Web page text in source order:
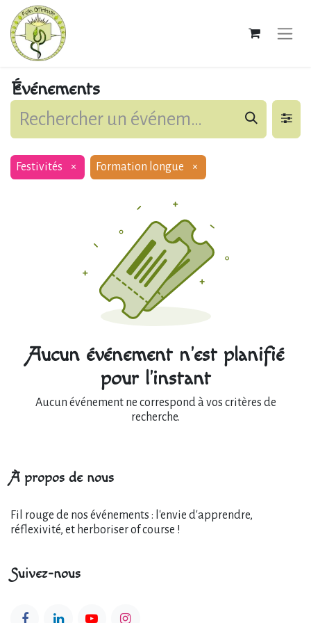
Événements
Festivités × Formation longue ×
Aucun événement n'est planifié
pour l'instant
Aucun événement ne correspond à vos critères de
recherche.
À propos de nous
Fil rouge de nos événements : l'envie d'apprendre,
réflexivité, et herboriser of course !
Suivez-nous